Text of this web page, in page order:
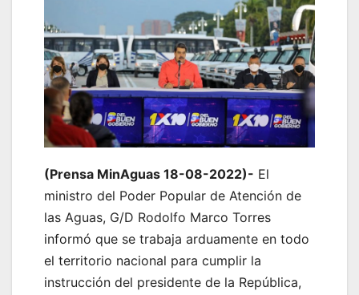
(Prensa MinAguas 18-08-2022)- El
ministro del Poder Popular de Atención de
las Aguas, G/D Rodolfo Marco Torres
informó que se trabaja arduamente en todo
el territorio nacional para cumplir la
instrucción del presidente de la República,